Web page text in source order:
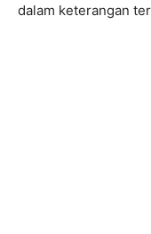
dalam keterangan